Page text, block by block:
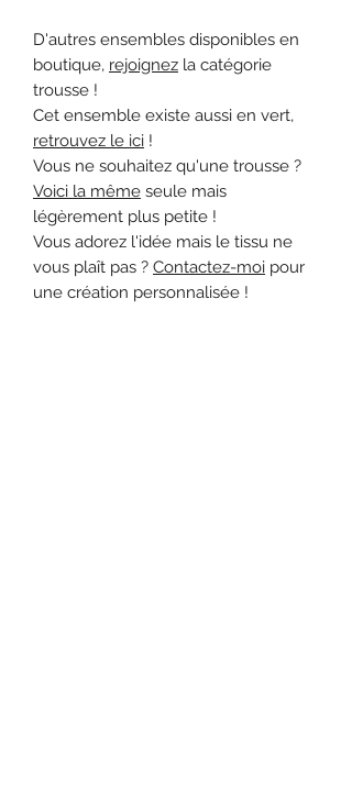
D'autres ensembles disponibles en
boutique, rejoignez la catégorie
trousse !
Cet ensemble existe aussi en vert,
retrouvez le ici !
Vous ne souhaitez qu'une trousse ?
Voici la même seule mais
légèrement plus petite !
Vous adorez l'idée mais le tissu ne
vous plaît pas ? Contactez-moi pour
une création personnalisée !